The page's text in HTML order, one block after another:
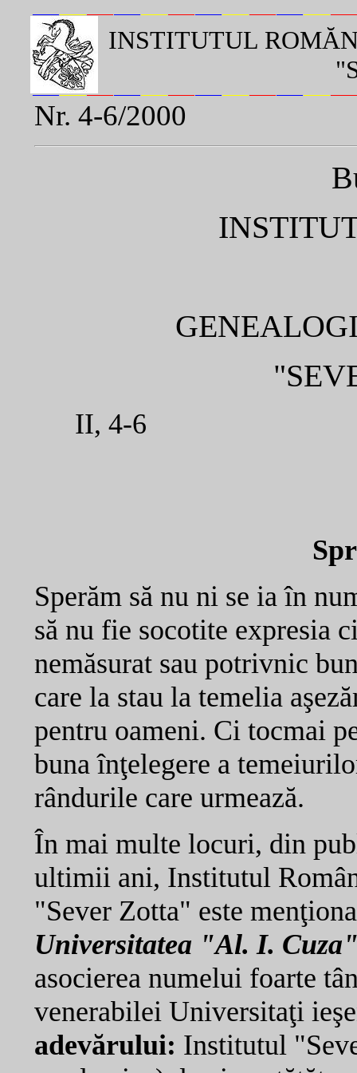
INSTITUTUL
Nr. 4-6/2000
II, 4-6
Sperăm să nu ni se ia în
să nu fie socotite expresia
nemăsurat sau potrivnic
care la stau la temelia
pentru oameni. Ci tocmai
buna înţelegere a
rândurile care urmează.
În mai multe locuri, din
ultimii ani, Institutul
"Sever Zotta" este
Universitatea "Al. I.
asocierea numelui foarte
venerabilei Universitaţi
adevărului: Institutul